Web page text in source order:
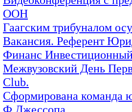
ООН
Гаагским трибуналом
Вакансия. Референт
Финанс
Межвузовский День
Club.
Сформирована команда
Ф.Джессопа